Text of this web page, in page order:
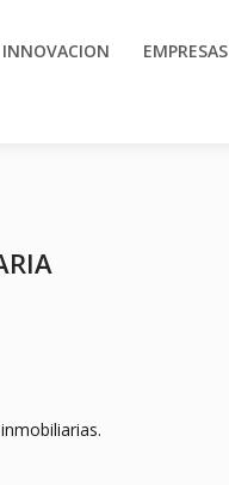
INNOVACION EMPRESAS